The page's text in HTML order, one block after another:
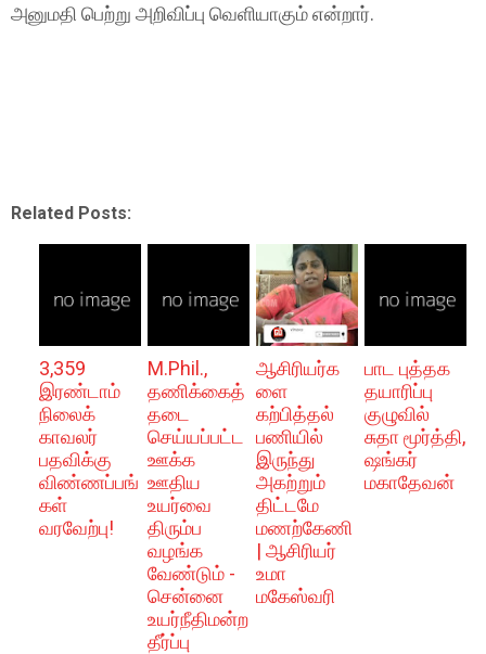
அனுமதி பெற்று அறிவிப்பு வெளியாகும் என்றார்.
Related Posts:
3,359
இரண்டாம்
நிலைக்
காவலர்
பதவிக்கு
விண்ணப்பங்
கள்
வரவேற்பு!
M.Phil.,
தணிக்கைத்
தடை
செய்யப்பட்ட
ஊக்க
ஊதிய
உயர்வை
திரும்ப
வழங்க
வேண்டும் -
சென்னை
உயர்நீதிமன்ற
தீர்ப்பு
ஆசிரியர்க
ளை
கற்பித்தல்
பணியில்
இருந்து
அகற்றும்
திட்டமே
மணற்கேணி
| ஆசிரியர்
உமா
மகேஸ்வரி
பாட புத்தக
தயாரிப்பு
குழுவில்
சுதா மூர்த்தி,
ஷங்கர்
மகாதேவன்